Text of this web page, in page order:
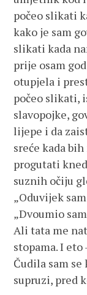
počeo slikati
kako je sam
slikati kada
prije osam
otupjela i
počeo slikati,
slavopojke,
lijepe i da
sreće kada
progutati
suznih očiju
„Oduvijek
„Dvoumio
Ali tata me
stopama. I eto
Čudila sam
supruzi, pred